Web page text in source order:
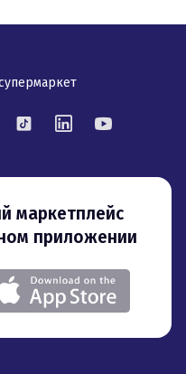
приложении